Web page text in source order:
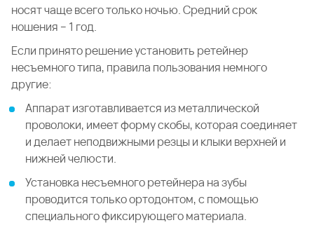
носят чаще всего только ночью. Средний срок
ношения – 1 год.
Если принято решение установить ретейнер
несъемного типа, правила пользования немного
другие:
Аппарат изготавливается из металлической
проволоки, имеет форму скобы, которая соединяет
и делает неподвижными резцы и клыки верхней и
нижней челюсти.
Установка несъемного ретейнера на зубы
проводится только ортодонтом, с помощью
специального фиксирующего материала.